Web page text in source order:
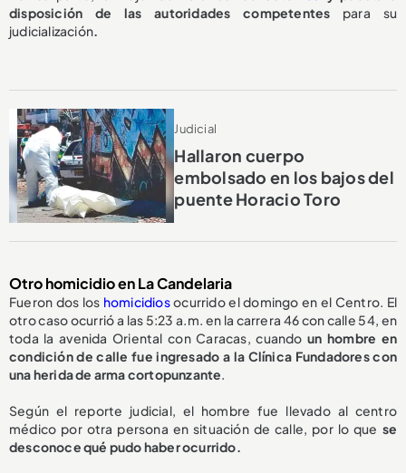
disposición de las autoridades competentes para su
judicialización.
Judicial
Hallaron cuerpo
embolsado en los bajos del
puente Horacio Toro
Otro homicidio en La Candelaria
Fueron dos los homicidiosocurrido el domingo en el Centro. El
otro caso ocurrió a las 5:23 a.m. en la carrera 46 con calle 54, en
toda la avenida Oriental con Caracas, cuandoun hombre en
condición de calle fue ingresado a la Clínica Fundadores con
una herida de arma cortopunzante.
Según el reporte judicial, el hombre fue llevado al centro
médico por otra persona en situación de calle, por lo que se
desconoce qué pudo haber ocurrido.